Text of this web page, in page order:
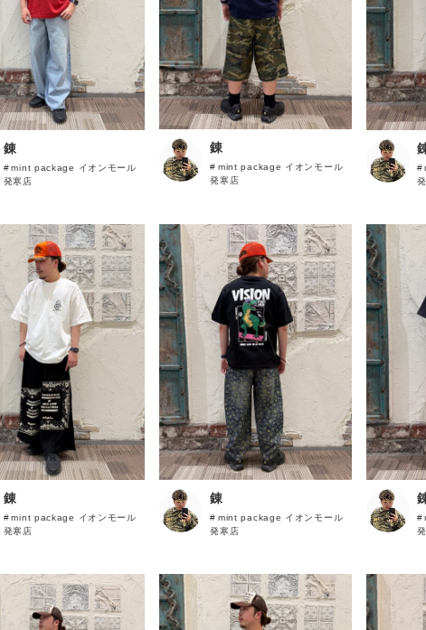
店舗一覧
会社概要
お支払い・発
お問い合わせ
無料公式アプリダウンロード
RUSSELL ATHLETIC
gym master
&VOGUE
Emago
その他
錬
mint package イオンモール
発寒店
錬
mint package イオンモール
発寒店
錬
mint package イオンモール
発寒店
錬
mint package イオンモール
発寒店